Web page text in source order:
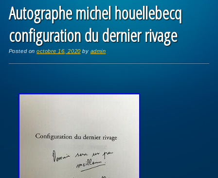
Autographe michel houellebecq
configuration du dernier rivage
Posted onoctobre 16, 2020 by admin